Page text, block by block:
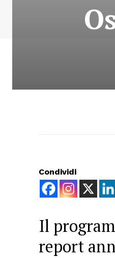
Condividi
Il
report